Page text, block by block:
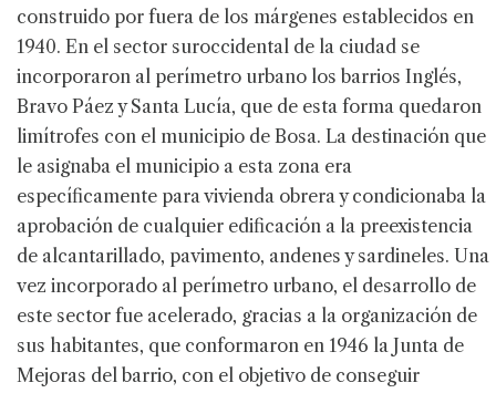
construido por fuera de los márgenes establecidos en
1940. En el sector suroccidental de la ciudad se
incorporaron al perímetro urbano los barrios Inglés,
Bravo Páez y Santa Lucía, que de esta forma quedaron
limítrofes con el municipio de Bosa. La destinación que
le asignaba el municipio a esta zona era
específicamente para vivienda obrera y condicionaba la
aprobación de cualquier edificación a la preexistencia
de alcantarillado, pavimento, andenes y sardineles. Una
vez incorporado al perímetro urbano, el desarrollo de
este sector fue acelerado, gracias a la organización de
sus habitantes, que conformaron en 1946 la Junta de
Mejoras del barrio, con el objetivo de conseguir